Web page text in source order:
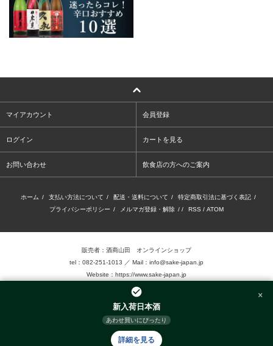
×
新入荷日本酒
あわせ買いにぴったり
詳細を見る
マイアカウント 会員登録
ログイン カートを見る
お問い合わせ 飲食店の方へのご案内
ホーム / 支払い方法について / 配送・送料について / 特定商取引法に基づく表記 /
プライバシーポリシー / メルマガ登録・解除 / / RSS / ATOM
販売者：酒商山田 オンラインショップ
tel：082-251-1013 ／ Mail：info@sake-japan.jp
Website： https://www.sake-japan.jp
未成年者の飲酒は、法律で禁じられています。
当店では、20歳以上の年齢であることを確認 できない場合、お酒を販売致しません。
©2016.Sake-Show Yamada Inc. Allrights reserved.